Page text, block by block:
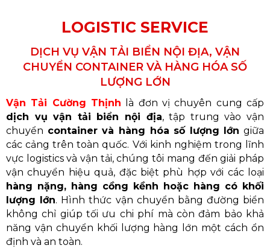
LOGISTIC SERVICE
DỊCH VỤ VẬN TẢI BIỂN NỘI ĐỊA, VẬN
CHUYỂN CONTAINER VÀ HÀNG HÓA SỐ
LƯỢNG LỚN
Vận Tải Cường Thịnh
là đơn vị chuyên cung cấp
dịch vụ vận tải biển nội địa, tập trung vào vận
chuyển container và hàng hóa số lượng lớn giữa
các cảng trên toàn quốc. Với kinh nghiệm trong lĩnh
vực logistics và vận tải, chúng tôi mang đến giải pháp
vận chuyển hiệu quả, đặc biệt phù hợp với các loại
hàng nặng, hàng cồng kềnh hoặc hàng có khối
lượng lớn. Hình thức vận chuyển bằng đường biển
không chỉ giúp tối ưu chi phí mà còn đảm bảo khả
năng vận chuyển khối lượng hàng lớn một cách ổn
định và an toàn.